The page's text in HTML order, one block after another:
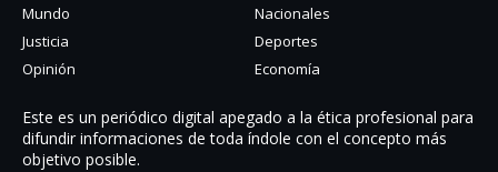
Mundo
Nacionales
Justicia
Deportes
Opinión
Economía
Este es un periódico digital apegado a la ética profesional para
difundir informaciones de toda í­ndole con el concepto más
objetivo posible.